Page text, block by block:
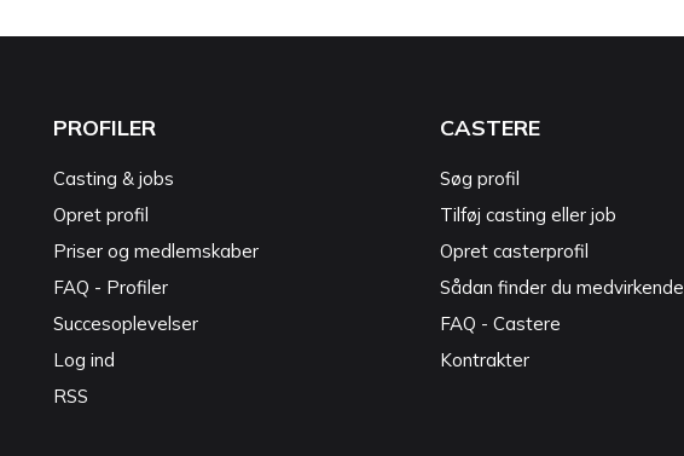
PROFILER
Casting & jobs
Opret profil
Priser og medlemskaber
FAQ - Profiler
Succesoplevelser
Log ind
RSS
CASTERE
Søg profil
Tilføj casting eller job
Opret casterprofil
Sådan finder du medvirkende
FAQ - Castere
Kontrakter